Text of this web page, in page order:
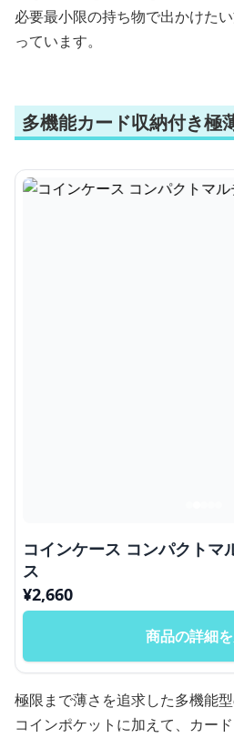
必要最小限の持ち物で出かけた
っています。
多機能カード収納付き極
コインケース コンパクトマルチ機能カードケー
ス
¥2,660
商品の詳細
極限まで薄さを追求した多機能型
コインポケットに加えて、カー